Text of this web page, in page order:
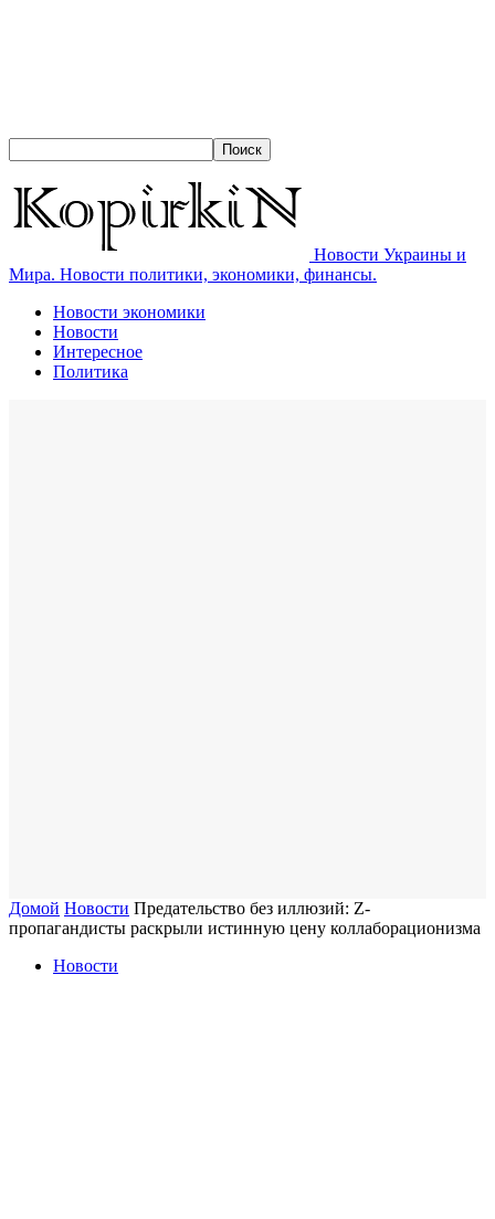
Новости Украины и
Мира. Новости политики, экономики, финансы.
Новости экономики
Новости
Интересное
Политика
Домой Новости Предательство без иллюзий: Z-
пропагандисты раскрыли истинную цену коллаборационизма
Новости